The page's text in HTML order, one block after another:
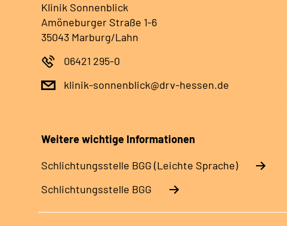
Klinik Sonnenblick
Amöneburger Straße 1-6
35043 Marburg/Lahn
06421 295-0
klinik-sonnenblick@drv-hessen.de
Weitere wichtige Informationen
Schlich­tungs­stel­le BGG (Leichte Sprache)
Schlich­tungs­stel­le BGG